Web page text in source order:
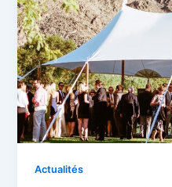
Actualités